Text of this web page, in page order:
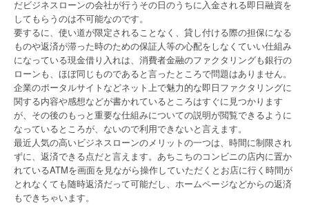
だビジネスローンの会社が行うその日のうちに入金される即日融資を
してもらうのは不可能なのです。
要するに、使い道が限定されることなく、貸し付ける際の担保になる
ものや返済が滞った時のための保証人等の心配をしなくていい仕組み
になっている現金借り入れは、消費者金融のファクタリングも銀行の
ローンも、ほぼ同じものであると言ったところで問題はありません。
企業のポータルサイトなどネット上で魅力的な即日ファクタリングに
関する内容や感想などが書かれているところはすぐに見つかります
が、その後のもっと重要な仕組みについての説明が閲覧できるように
なっているところが、ないので利用できないと言えます。
最近人気の高いビジネスローンのメリットの一つは、時間に制限され
ずに、返済できる点だと言えます。あちこちのコンビニの店内に置か
れているATMを画面を見ながら操作していただくとお店に行く時間が
とれなくても随時返済だって可能だし、ホームページなどからの返済
もできちゃいます。